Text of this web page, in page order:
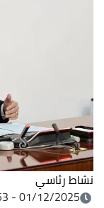
نشاط رئاسي
01/12/2025 - 19:53